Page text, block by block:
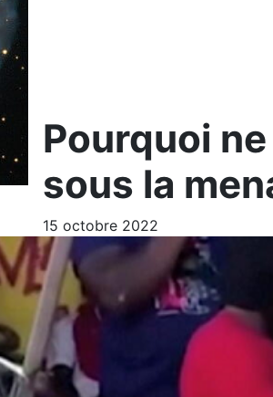
Pourquoi
sous la
15 octobre 2022